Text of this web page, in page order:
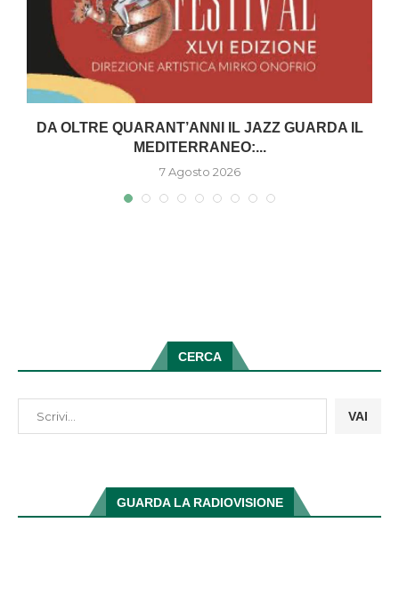
DA OLTRE QUARANT’ANNI IL JAZZ GUARDA IL
MEDITERRANEO:...
7 Agosto 2026
CERCA
VAI
GUARDA LA RADIOVISIONE